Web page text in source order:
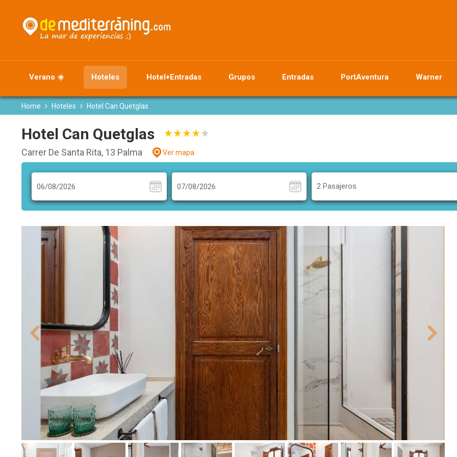
Verano ☀️ Hoteles Hotel+Entradas Grupos Entradas PortAventura Warner
Home Hoteles Hotel Can Quetglas
Hotel Can Quetglas
Carrer De Santa Rita, 13 Palma Ver mapa
2 Pasajeros